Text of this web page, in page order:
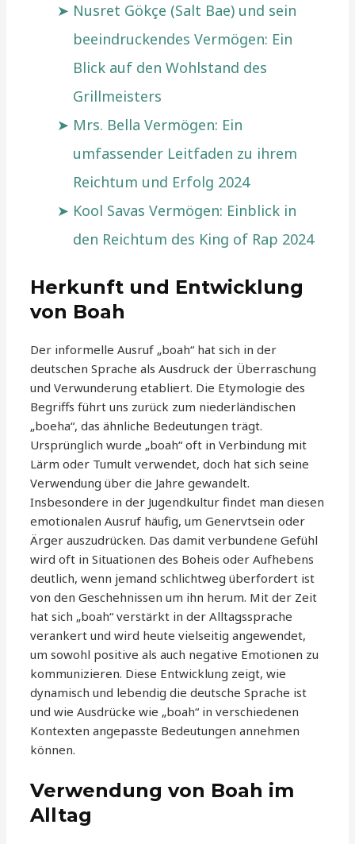
Nusret Gökçe (Salt Bae) und sein
beeindruckendes Vermögen: Ein
Blick auf den Wohlstand des
Grillmeisters
Mrs. Bella Vermögen: Ein
umfassender Leitfaden zu ihrem
Reichtum und Erfolg 2024
Kool Savas Vermögen: Einblick in
den Reichtum des King of Rap 2024
Herkunft und Entwicklung
von Boah
Der informelle Ausruf „boah“ hat sich in der
deutschen Sprache als Ausdruck der Überraschung
und Verwunderung etabliert. Die Etymologie des
Begriffs führt uns zurück zum niederländischen
„boeha“, das ähnliche Bedeutungen trägt.
Ursprünglich wurde „boah“ oft in Verbindung mit
Lärm oder Tumult verwendet, doch hat sich seine
Verwendung über die Jahre gewandelt.
Insbesondere in der Jugendkultur findet man diesen
emotionalen Ausruf häufig, um Genervtsein oder
Ärger auszudrücken. Das damit verbundene Gefühl
wird oft in Situationen des Boheis oder Aufhebens
deutlich, wenn jemand schlichtweg überfordert ist
von den Geschehnissen um ihn herum. Mit der Zeit
hat sich „boah“ verstärkt in der Alltagssprache
verankert und wird heute vielseitig angewendet,
um sowohl positive als auch negative Emotionen zu
kommunizieren. Diese Entwicklung zeigt, wie
dynamisch und lebendig die deutsche Sprache ist
und wie Ausdrücke wie „boah“ in verschiedenen
Kontexten angepasste Bedeutungen annehmen
können.
Verwendung von Boah im
Alltag